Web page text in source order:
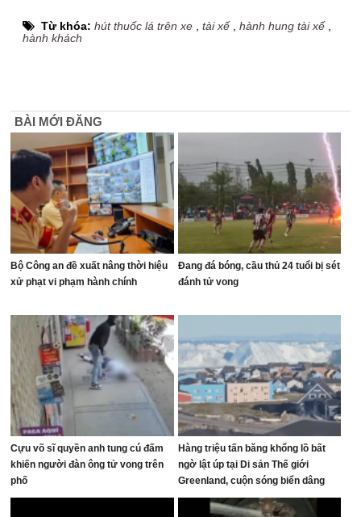
Từ khóa:hút thuốc lá trên xe ,tài xế,hành hung tài xế,
hành khách
BÀI MỚI ĐĂNG
Bộ Công an đề xuất nâng thời hiệu
xử phạt vi phạm hành chính
Đang đá bóng, cầu thủ 24 tuổi bị sét
đánh tử vong
Cựu võ sĩ quyền anh tung cú đấm
khiến người đàn ông tử vong trên
phố
Hàng triệu tấn băng khổng lồ bất
ngờ lật úp tại Di sản Thế giới
Greenland, cuộn sóng biển dâng
cao tạo cảnh tượng khó tin